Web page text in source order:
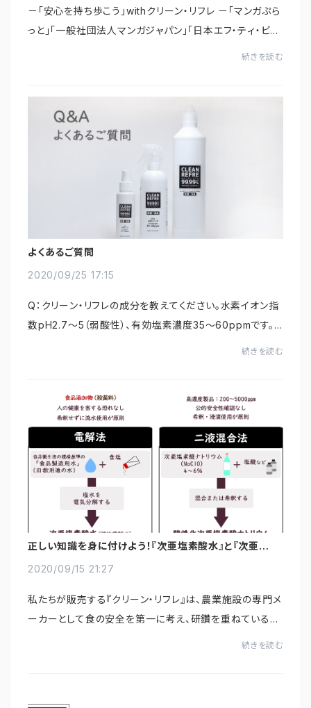
－「安心を持ち歩こう」withクリーン・リフレ －「マンガぷら
っと」「一般社団法人マンガジャパン」「日本エフ・ティ・ビー
続きを読む
よくあるご質問
2020/09/25 17:15
Q：クリーン・リフレの成分を教えてください。水素イオン指
数pH2.7～5（弱酸性）、有効塩素濃度35～60ppmです。
続きを読む
正しい知識を身に付けよう！『次亜塩素酸水』と『次亜塩素
2020/09/15 21:27
私たちが販売する『クリーン・リフレ』は、農業施設の専門メ
ーカーとして食の安全を第一に考え、研鑽を重ねている株
続きを読む